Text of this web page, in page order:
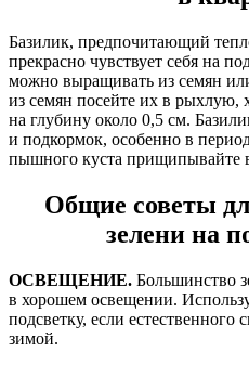
Базилик, предпочитающий
прекрасно чувствует себя на
можно выращивать из семян
из семян посейте их в
на глубину около 0,5 см.
и подкормок, особенно в
пышного куста прищипывайте
Общие советы
зелени на
ОСВЕЩЕНИЕ. Большинство
в хорошем освещении.
подсветку, если естественного
зимой.